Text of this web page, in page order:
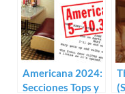
Americana 2024:
Secciones Tops y